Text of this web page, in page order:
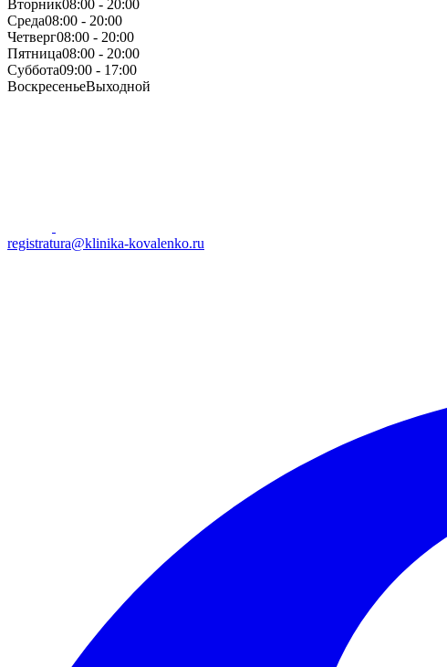
Вторник08:00 - 20:00
Среда08:00 - 20:00
Четверг08:00 - 20:00
Пятница08:00 - 20:00
Суббота09:00 - 17:00
ВоскресеньеВыходной
registratura@klinika-kovalenko.ru